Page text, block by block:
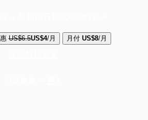
US$6.5US$4/月 月付 US$8/月